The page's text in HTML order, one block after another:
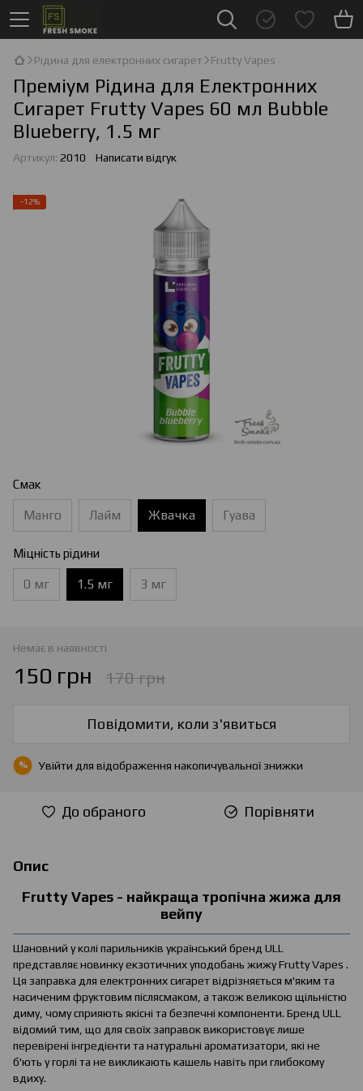
Рідина для електронних сигарет Frutty Vapes
Преміум Рідина для Електронних
Сигарет Frutty Vapes 60 мл Bubble
Blueberry, 1.5 мг
Артикул: 2010 Написати відгук
−12%
Смак
Манго Лайм Жвачка Гуава
Міцність рідини
0 мг 1.5 мг 3 мг
Немає в наявності
150 грн 170 грн
Повідомити, коли з'явиться
% Увійти для відображення накопичувальної знижки
До обраного Порівняти
Опис
Frutty Vapes - найкраща тропічна жижа для
вейпу
Шановний у колі парильників український бренд ULL
представляє новинку екзотичних уподобань жижу Frutty Vapes .
Ця заправка для електронних сигарет відрізняється м'яким та
насиченим фруктовим післясмаком, а також великою щільністю
диму, чому сприяють якісні та безпечні компоненти. Бренд ULL
відомий тим, що для своїх заправок використовує лише
перевірені інгредієнти та натуральні ароматизатори, які не
б'ють у горлі та не викликають кашель навіть при глибокому
вдиху.